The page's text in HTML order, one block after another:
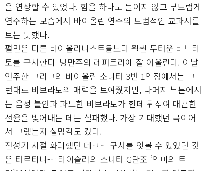
을 연상할 수 있었다. 힘을 하나도 들이지 않고 부드럽게
연주하는 모습에서 바이올린 연주의 모범적인 교과서를
보는 듯했다.
펄먼은 다른 바이올리니스트들보다 훨씬 두터운 비브라
토를 구사한다. 낭만주의 레퍼토리에 잘 어울린다. 이날
연주한 그리그의 바이올린 소나타 3번 1악장에서는 그
런대로 비브라토의 매력을 보여줬지만, 나머지 부분에서
는 음정 불안과 과도한 비브라토가 한데 뒤섞여 매끈한
선율을 빚어내는 데는 실패했다. 가장 기대했던 곡이어
서 그랬는지 실망감도 컸다.
전성기 시절 화려했던 테크닉 구사를 엿볼 수 있었던 것
은 타르티니-크라이슬러의 소나타 G단조 ‘악마의 트